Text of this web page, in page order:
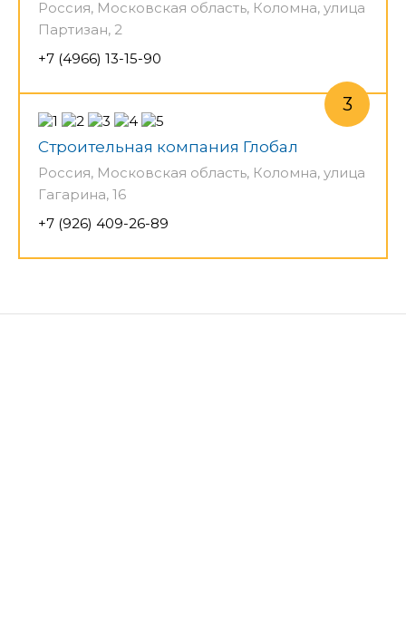
Россия, Московская область, Коломна, улица
Партизан, 2
+7 (4966) 13-15-90
Строительная компания Глобал
Россия, Московская область, Коломна, улица
Гагарина, 16
+7 (926) 409-26-89